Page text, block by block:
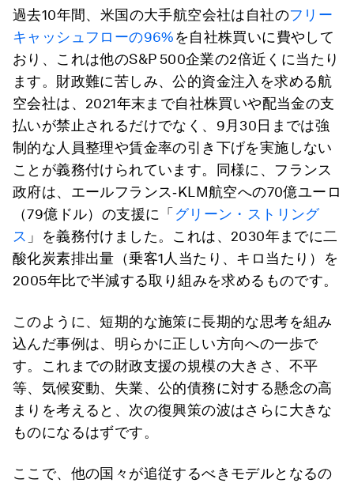
過去10年間、米国の大手航空会社は自社のフリー
キャッシュフローの96%を自社株買いに費やして
おり、これは他のS&P 500企業の2倍近くに当たり
ます。財政難に苦しみ、公的資金注入を求める航
空会社は、2021年末まで自社株買いや配当金の支
払いが禁止されるだけでなく、9月30日までは強
制的な人員整理や賃金率の引き下げを実施しない
ことが義務付けられています。同様に、フランス
政府は、エールフランス‐KLM航空への70億ユーロ
（79億ドル）の支援に「 グリーン・ストリング
ス 」を義務付けました。これは、2030年までに二
酸化炭素排出量（乗客1人当たり、キロ当たり）を
2005年比で半減する取り組みを求めるものです。
このように、短期的な施策に長期的な思考を組み
込んだ事例は、明らかに正しい方向への一歩で
す。これまでの財政支援の規模の大きさ、不平
等、気候変動、失業、公的債務に対する懸念の高
まりを考えると、次の復興策の波はさらに大きな
ものになるはずです。
ここで、他の国々が追従するべきモデルとなるの